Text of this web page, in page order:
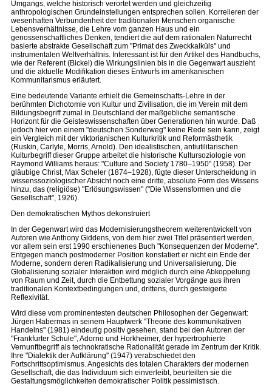
Umgangs, welche historisch verortet werden und gleichzeitig
anthropologischen Grundeinstellungen entsprechen sollen. Korrelieren der
wesenhaften Verbundenheit der traditionalen Menschen organische
Lebensverhältnisse, die Lehre vom ganzen Haus und ein
genossenschaftliches Denken, tendiert die auf dem rationalen Naturrecht
basierte abstrakte Gesellschaft zum "Primat des Zweckkalküls" und
instrumentalen Weltverhältnis. Interessant ist für den Artikel des Handbuchs,
wie der Referent (Bickel) die Wirkungslinien bis in die Gegenwart auszieht
und die aktuelle Modifikation dieses Entwurfs im amerikanischen
Kommunitarismus erläutert.
Eine bedeutende Variante erhielt die Gemeinschafts-Lehre in der
berühmten Dichotomie von Kultur und Zivilisation, die im Verein mit dem
Bildungsbegriff zumal in Deutschland der maßgebliche semantische
Horizont für die Geisteswissenschaften über Generationen hin wurde. Daß
jedoch hier von einem "deutschen Sonderweg" keine Rede sein kann, zeigt
ein Vergleich mit der viktorianischen Kulturkritik und Reformästhetik
(Ruskin, Carlyle, Morris, Arnold). Den idealistischen, antiutilitarischen
Kulturbegriff dieser Gruppe arbeitet die historische Kultursoziologie von
Raymond Williams heraus: "Culture and Society 1780–1950" (1958). Der
gläubige Christ, Max Scheler (1874–1928), fügte dieser Unterscheidung in
wissenssoziologischer Absicht noch eine dritte, absolute Form des Wissens
hinzu, das (religiöse) "Erlösungswissen" ("Die Wissensformen und die
Gesellschaft", 1926).
Den demokratischen Mythos dekonstruiert
In der Gegenwart wird das Modernisierungstheorem weiterentwickelt von
Autoren wie Anthony Giddens, von dem hier zwei Titel präsentiert werden,
vor allem sein erst 1990 erschienenes Buch "Konsequenzen der Moderne".
Entgegen manch postmoderner Position konstatiert er nicht ein Ende der
Moderne, sondern deren Radikalisierung und Universalisierung. Die
Globalisierung sozialer Interaktion wird möglich durch eine Abkoppelung
von Raum und Zeit, durch die Entbettung sozialer Vorgänge aus ihren
traditionalen Kontextbedingungen und, drittens, durch gesteigerte
Reflexivität.
Wird diese vom prominentesten deutschen Philosophen der Gegenwart:
Jürgen Habermas in seinem Hauptwerk "Theorie des kommunikativen
Handelns" (1981) eindeutig positiv gesehen, stand bei den Autoren der
"Frankfurter Schule", Adorno und Horkheimer, der hypertrophierte
Vernunftbegriff als technokratische Rationalität gerade im Zentrum der Kritik.
Ihre "Dialektik der Aufklärung" (1947) verabschiedet den
Fortschrittsoptimismus. Angesichts des totalen Charakters der modernen
Gesellschaft, die das Individuum sich einverleibt, beurteilten sie die
Gestaltungsmöglichkeiten demokratischer Politik pessimistisch.